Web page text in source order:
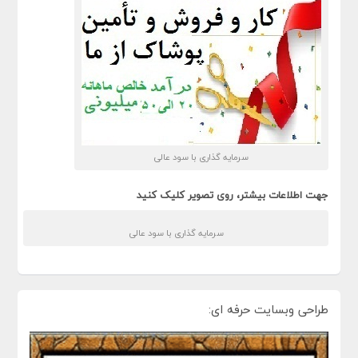
سرمایه گذاری با سود عالی
جهت اطلاعات بیشتر، روی تصویر کلیک کنید
سرمایه گذاری با سود عالی
طراحی وبسایت حرفه ای: